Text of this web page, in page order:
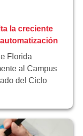
la creciente
Florida
al Campus
del Ciclo